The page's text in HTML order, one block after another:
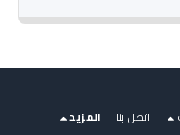
اتصل بنا المزيد